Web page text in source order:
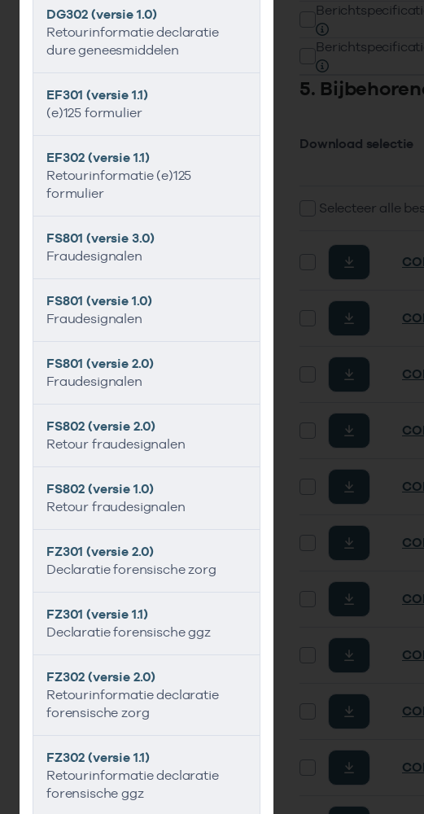
DG302 (versie 1.0)
Retourinformatie declaratie
dure geneesmiddelen
EF301 (versie 1.1)
(e)125 formulier
EF302 (versie 1.1)
Retourinformatie (e)125
formulier
FS801 (versie 3.0)
Fraudesignalen
FS801 (versie 1.0)
Fraudesignalen
FS801 (versie 2.0)
Fraudesignalen
FS802 (versie 2.0)
Retour fraudesignalen
FS802 (versie 1.0)
Retour fraudesignalen
FZ301 (versie 2.0)
Declaratie forensische zorg
FZ301 (versie 1.1)
Declaratie forensische ggz
FZ302 (versie 2.0)
Retourinformatie declaratie
forensische zorg
FZ302 (versie 1.1)
Retourinformatie declaratie
forensische ggz
5.
Download selectie
Selecteer alle